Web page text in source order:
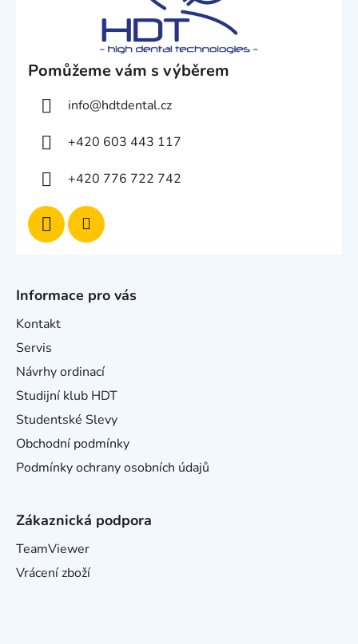
Pomůžeme vám s výběrem
info@hdtdental.cz
+420 603 443 117
+420 776 722 742
Informace pro vás
Kontakt
Servis
Návrhy ordinací
Studijní klub HDT
Studentské Slevy
Obchodní podmínky
Podmínky ochrany osobních údajů
Zákaznická podpora
TeamViewer
Vrácení zboží